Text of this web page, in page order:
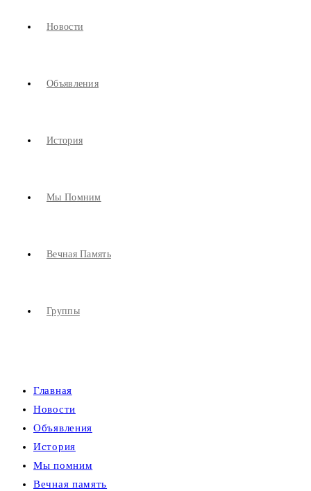
Новости
Объявления
История
Мы Помним
Вечная Память
Группы
Главная
Новости
Объявления
История
Мы помним
Вечная память